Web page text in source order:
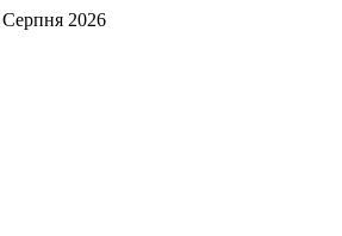
2026